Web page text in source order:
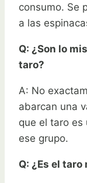
consumo. Se
a las
Q: ¿Son lo
taro?
A: No
abarcan una
que el taro es
ese grupo.
Q: ¿Es el